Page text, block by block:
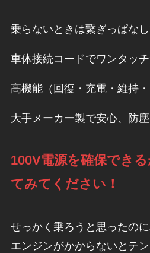
乗らないときは繋ぎっぱな
車体接続コードでワンタッ
高機能（回復・充電・維持・
大手メーカー製で安心、防
100V電源を確保でき
てみてください！
せっかく乗ろうと思ったの
エンジンがかからないとテ